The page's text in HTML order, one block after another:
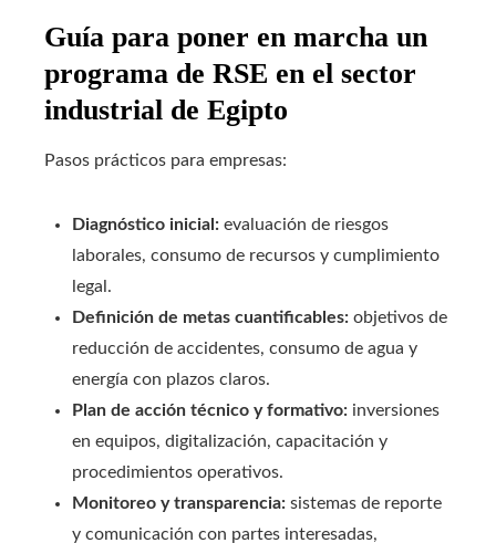
Guía para poner en marcha un
programa de RSE en el sector
industrial de Egipto
Pasos prácticos para empresas:
Diagnóstico inicial: evaluación de riesgos
laborales, consumo de recursos y cumplimiento
legal.
Definición de metas cuantificables: objetivos de
reducción de accidentes, consumo de agua y
energía con plazos claros.
Plan de acción técnico y formativo: inversiones
en equipos, digitalización, capacitación y
procedimientos operativos.
Monitoreo y transparencia: sistemas de reporte
y comunicación con partes interesadas,